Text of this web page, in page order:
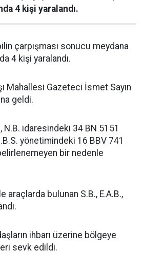
4 kişi yaralandı.
çarpışması sonucu meydana
4 kişi yaralandı.
Mahallesi Gazeteci İsmet Sayın
geldi.
N.B. idaresindeki 34 BN 5151
yönetimindeki 16 BBV 741
bir nedenle
araçlarda bulunan S.B., E.A.B.,
ihbarı üzerine bölgeye
sevk edildi.